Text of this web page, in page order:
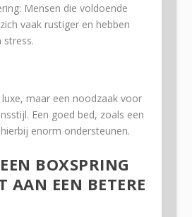
Mensen die voldoende
vaak rustiger en hebben
stress.
luxe, maar een noodzaak voor
Een goed bed, zoals een
enorm ondersteunen.
BOXSPRING
AAN EEN BETERE